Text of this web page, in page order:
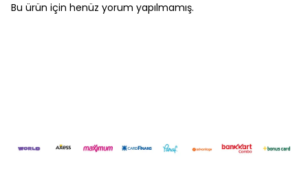
Bu ürün için henüz yorum yapılmamış.